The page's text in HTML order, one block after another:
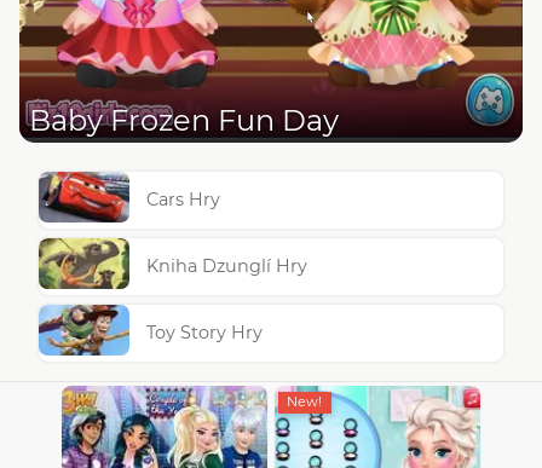
Baby Frozen Fun Day
Cars Hry
Kniha Dzunglí Hry
Toy Story Hry